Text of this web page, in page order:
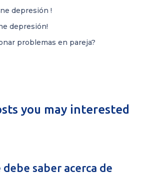
depresión !
depresión!
problemas en pareja?
you may interested
debe saber acerca de